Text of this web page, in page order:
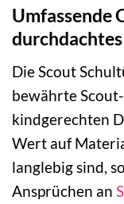
Umfassende
Die Scout
bewährte
kindgerechten
Wert auf
langlebig sind,
Ansprüchen an